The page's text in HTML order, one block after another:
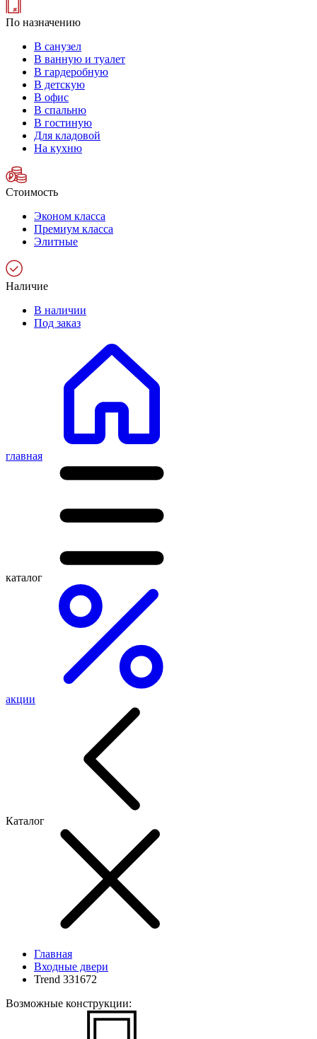
По назначению
В санузел
В ванную и туалет
В гардеробную
В детскую
В офис
В спальню
В гостиную
Для кладовой
На кухню
Стоимость
Эконом класса
Премиум класса
Элитные
Наличие
В наличии
Под заказ
главная
каталог
акции
Каталог
Главная
Входные двери
Trend 331672
Возможные конструкции: